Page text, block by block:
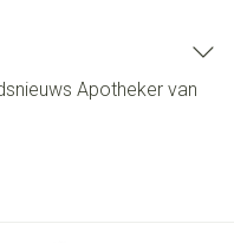
Apotheker van